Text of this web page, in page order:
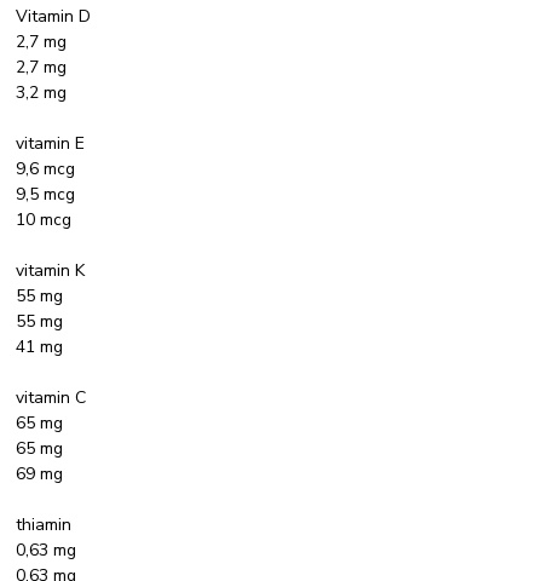
Vitamin D
2,7 mg
2,7 mg
3,2 mg
vitamin E
9,6 mcg
9,5 mcg
10 mcg
vitamin K
55 mg
55 mg
41 mg
vitamin C
65 mg
65 mg
69 mg
thiamin
0,63 mg
0,63 mg